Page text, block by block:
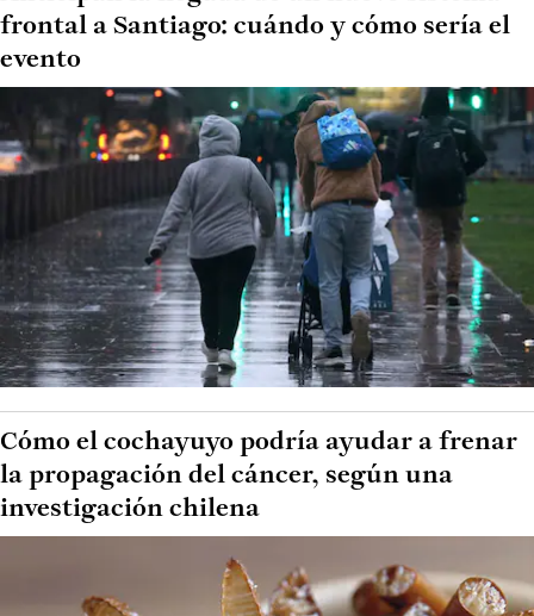
frontal a Santiago: cuándo y cómo sería el
evento
Cómo el cochayuyo podría ayudar a frenar
la propagación del cáncer, según una
investigación chilena